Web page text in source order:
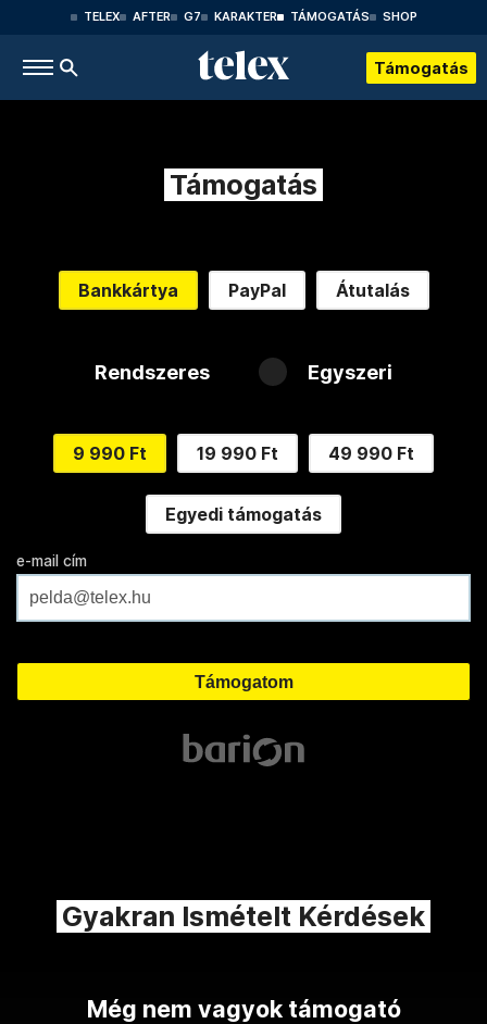
TELEX AFTER G7 KARAKTER TÁMOGATÁS SHOP
Támogatás
Támogatás
Bankkártya PayPal Átutalás
Rendszeres Egyszeri
9 990 Ft 19 990 Ft 49 990 Ft
Egyedi támogatás
e-mail cím
Gyakran Ismételt Kérdések
Még nem vagyok támogató